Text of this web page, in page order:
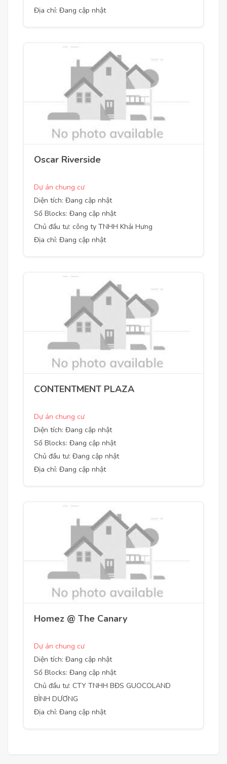
Địa chỉ: Đang cập nhật
Oscar Riverside
Dự án chung cư
Diện tích: Đang cập nhật
Số Blocks: Đang cập nhật
Chủ đầu tư: công ty TNHH Khải Hưng
Địa chỉ: Đang cập nhật
CONTENTMENT PLAZA
Dự án chung cư
Diện tích: Đang cập nhật
Số Blocks: Đang cập nhật
Chủ đầu tư: Đang cập nhật
Địa chỉ: Đang cập nhật
Homez @ The Canary
Dự án chung cư
Diện tích: Đang cập nhật
Số Blocks: Đang cập nhật
Chủ đầu tư: CTY TNHH BĐS GUOCOLAND
BÌNH DƯƠNG
Địa chỉ: Đang cập nhật